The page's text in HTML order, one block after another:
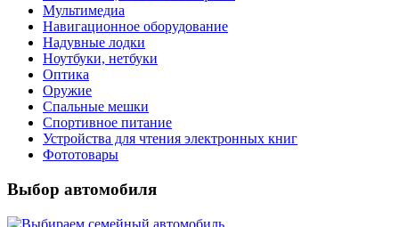
Мультимедиа
Навигационное оборудование
Надувные лодки
Ноутбуки, нетбуки
Оптика
Оружие
Спальные мешки
Спортивное питание
Устройства для чтения электронных книг
Фототовары
Выбор автомобиля